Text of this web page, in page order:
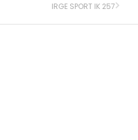
IRGE SPORT IK 257